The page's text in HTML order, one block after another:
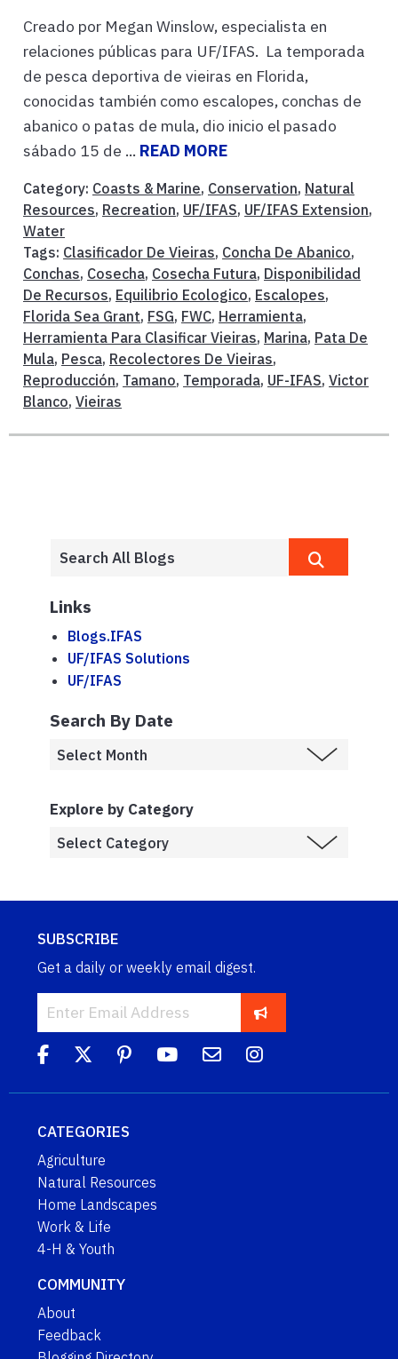
Creado por Megan Winslow, especialista en
relaciones públicas para UF/IFAS. La temporada
de pesca deportiva de vieiras en Florida,
conocidas también como escalopes, conchas de
abanico o patas de mula, dio inicio el pasado
sábado 15 de ... READ MORE
Category: Coasts & Marine, Conservation, Natural
Resources, Recreation, UF/IFAS, UF/IFAS Extension,
Water
Tags: Clasificador De Vieiras, Concha De Abanico,
Conchas, Cosecha, Cosecha Futura, Disponibilidad
De Recursos, Equilibrio Ecologico, Escalopes,
Florida Sea Grant, FSG, FWC, Herramienta,
Herramienta Para Clasificar Vieiras, Marina, Pata De
Mula, Pesca, Recolectores De Vieiras,
Reproducción, Tamano, Temporada, UF-IFAS, Victor
Blanco, Vieiras
Links
Blogs.IFAS
UF/IFAS Solutions
UF/IFAS
Search By Date
Explore by Category
SUBSCRIBE
Get a daily or weekly email digest.
CATEGORIES
Agriculture
Natural Resources
Home Landscapes
Work & Life
4-H & Youth
COMMUNITY
About
Feedback